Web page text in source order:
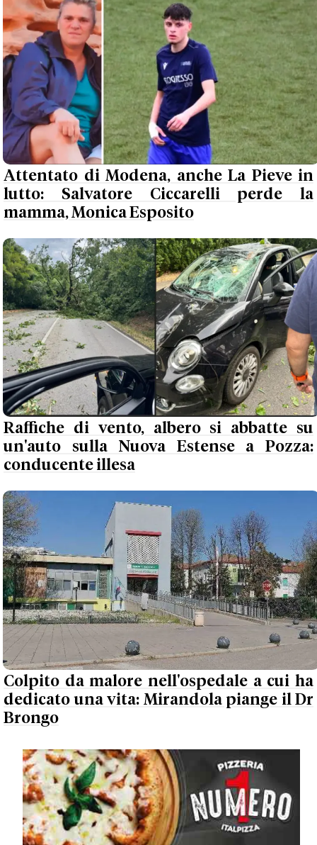
Attentato di Modena, anche La Pieve in
lutto: Salvatore Ciccarelli perde la
mamma, Monica Esposito
Raffiche di vento, albero si abbatte su
un'auto sulla Nuova Estense a Pozza:
conducente illesa
Colpito da malore nell'ospedale a cui ha
dedicato una vita: Mirandola piange il Dr
Brongo